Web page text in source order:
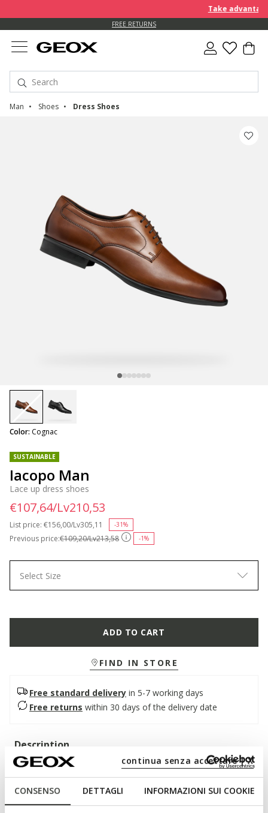
CONSENSO DETTAGLI INFORMAZIONI SUI COOKIE
continua senza accettare | X
Take
FREE RETURNS
Man Shoes Dress Shoes
SUSTAINABLE
Iacopo Man
Lace up dress shoes
Previous price:€109,20/Lv213,58 -1%
List price: Price reduced from
€156,00/Lv305,11 -31%
€107,64/Lv210,53
Color: Cognac
selected
Select Size
ADD TO CART
FIND IN STORE
Free standard delivery in 5-7 working days
Free returns within 30 days of the delivery date
Description
Men's formal shoe that combines comfort and impeccable
style. Available in a refined cognac shade, it features a
smooth leather upper and a tapered line that enhances its
elegance. Light and breathable, Iacopo is designed to